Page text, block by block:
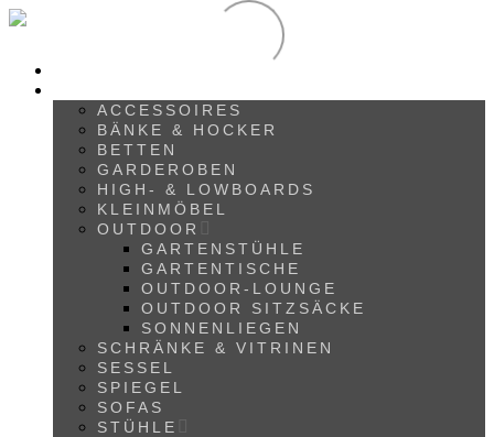
ACCESSOIRES
BÄNKE & HOCKER
BETTEN
GARDEROBEN
HIGH- & LOWBOARDS
KLEINMÖBEL
OUTDOOR
GARTENSTÜHLE
GARTENTISCHE
OUTDOOR-LOUNGE
OUTDOOR SITZSÄCKE
SONNENLIEGEN
SCHRÄNKE & VITRINEN
SESSEL
SPIEGEL
SOFAS
STÜHLE